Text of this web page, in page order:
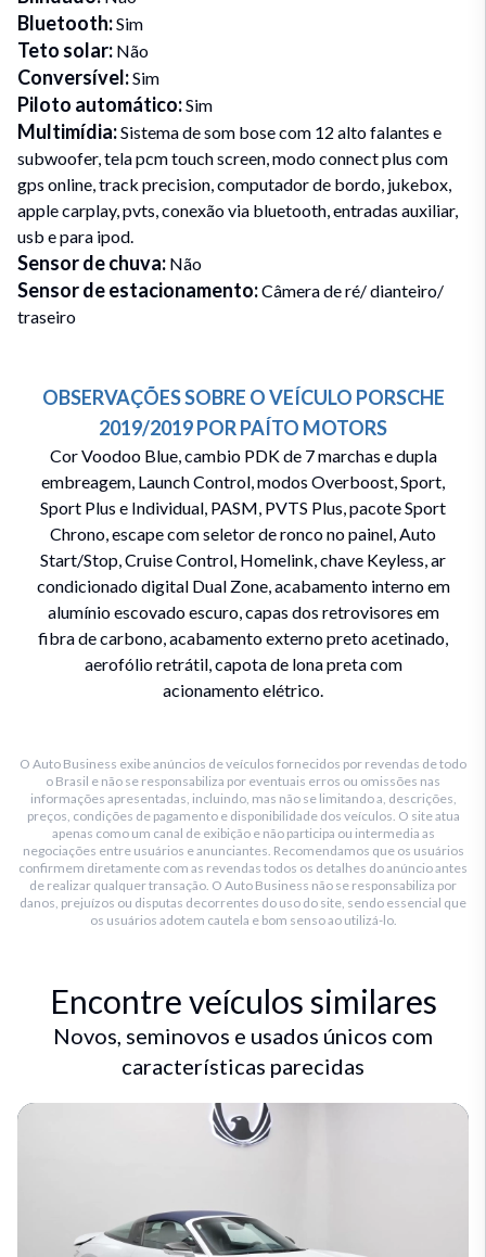
Bluetooth:Sim
Teto solar: Não
Conversível:Sim
Piloto automático:Sim
Multimídia:Sistema de som bose com 12 alto falantes e
subwoofer, tela pcm touch screen, modo connect plus com
gps online, track precision, computador de bordo, jukebox,
apple carplay, pvts, conexão via bluetooth, entradas auxiliar,
usb e para ipod.
Sensor de chuva: Não
Sensor de estacionamento:Câmera de ré/ dianteiro/
traseiro
OBSERVAÇÕES SOBRE O VEÍCULO PORSCHE
2019/2019PORPAÍTO MOTORS
Cor Voodoo Blue, cambio PDK de 7 marchas e dupla
embreagem, Launch Control, modos Overboost, Sport,
Sport Plus e Individual, PASM, PVTS Plus, pacote Sport
Chrono, escape com seletor de ronco no painel, Auto
Start/Stop, Cruise Control, Homelink, chave Keyless, ar
condicionado digital Dual Zone, acabamento interno em
alumínio escovado escuro, capas dos retrovisores em
fibra de carbono, acabamento externo preto acetinado,
aerofólio retrátil, capota de lona preta com
acionamento elétrico.
O Auto Business exibe anúncios de veículos fornecidos por revendas de todo
o Brasil e não se responsabiliza por eventuais erros ou omissões nas
informações apresentadas, incluindo, mas não se limitando a, descrições,
preços, condições de pagamento e disponibilidade dos veículos. O site atua
apenas como um canal de exibição e não participa ou intermedia as
negociações entre usuários e anunciantes. Recomendamos que os usuários
confirmem diretamente com as revendas todos os detalhes do anúncio antes
de realizar qualquer transação. O Auto Business não se responsabiliza por
danos, prejuízos ou disputas decorrentes do uso do site, sendo essencial que
os usuários adotem cautela e bom senso ao utilizá-lo.
Encontre veículos similares
Novos, seminovos e usados únicos com
características parecidas